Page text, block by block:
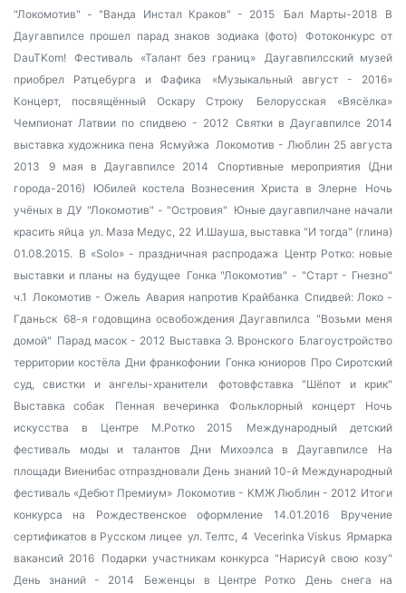
"Локомотив" - "Ванда Инстал Краков" - 2015
Бал Марты-2018
В
Даугавпилсе прошел парад знаков зодиака (фото)
Фотоконкурс от
DauTKom!
Фестиваль «Талант без границ»
Даугавпилсский музей
приобрел Ратцебурга и Фафика
«Музыкальный август - 2016»
Концерт, посвящённый Оскару Строку
Белорусская «Вясёлка»
Чемпионат Латвии по спидвею - 2012 Святки в Даугавпилсе 2014
выставка художника пена Ясмуйжа Локомотив - Люблин 25 августа
2013
9 мая в Даугавпилсе 2014
Спортивные мероприятия (Дни
города-2016)
Юбилей костела Вознесения Христа в Элерне
Ночь
учёных в ДУ "Локомотив" - "Островия" Юные даугавпилчане начали
красить яйца ул. Маза Медус, 22 И.Шауша, выставка "И тогда" (глина)
01.08.2015. В «Solo» - праздничная распродажа Центр Ротко: новые
выставки и планы на будущее Гонка "Локомотив" - "Старт - Гнезно"
ч.1 Локомотив - Ожель Авария напротив Крайбанка Спидвей: Локо -
Гданьск 68-я годовщина освобождения Даугавпилса "Возьми меня
домой" Парад масок - 2012 Выставка Э. Вронского Благоустройство
территории костёла Дни франкофонии Гонка юниоров Про Сиротский
суд, свистки и ангелы-хранители
фотовфставка "Шёпот и крик"
Выставка собак
Пенная вечеринка Фольклорный концерт
Ночь
искусства в Центре М.Ротко 2015
Международный детский
фестиваль моды и талантов
Дни Михоэлса в Даугавпилсе
На
площади Виенибас отпраздновали День знаний10-й Международный
фестиваль «Дебют Премиум» Локомотив - КМЖ Люблин - 2012 Итоги
конкурса на Рождественское оформление 14.01.2016
Вручение
сертификатов в Русском лицее ул. Телтс, 4 Vecerinka Viskus Ярмарка
вакансий 2016
Подарки участникам конкурса "Нарисуй свою козу"
День знаний - 2014
Беженцы в Центре Ротко День снега на